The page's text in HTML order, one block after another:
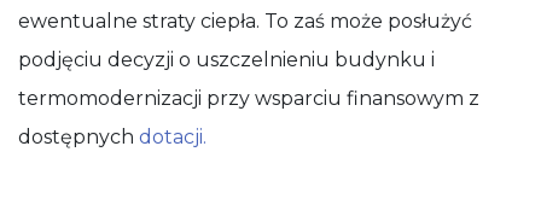
ewentualne straty ciepła. To zaś może posłużyć
podjęciu decyzji o uszczelnieniu budynku i
termomodernizacji przy wsparciu finansowym z
dostępnych dotacji.